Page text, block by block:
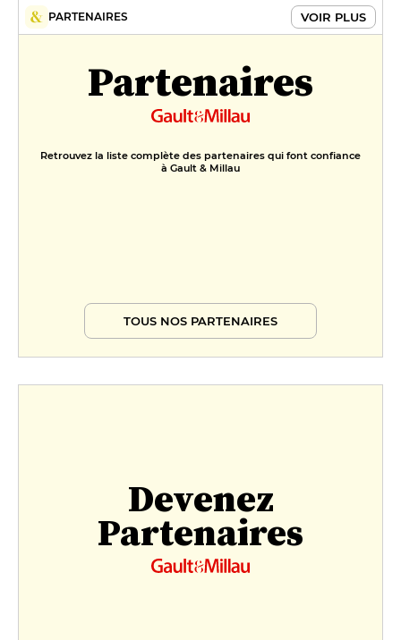
PARTENAIRES VOIR PLUS
Partenaires
Retrouvez la liste complète des partenaires qui font confiance
à Gault & Millau
TOUS NOS PARTENAIRES
Devenez
Partenaires